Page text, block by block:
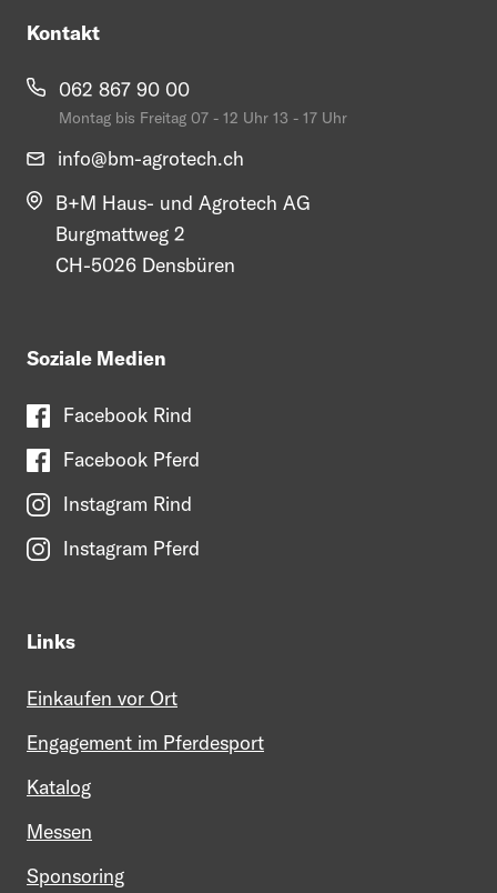
Kontakt
062 867 90 00
Montag bis Freitag 07 - 12 Uhr 13 - 17 Uhr
info@bm-agrotech.ch
B+M Haus- und Agrotech AG
Burgmattweg 2
CH-5026 Densbüren
Soziale Medien
Facebook Rind
Facebook Pferd
Instagram Rind
Instagram Pferd
Links
Einkaufen vor Ort
Engagement im Pferdesport
Katalog
Messen
Sponsoring